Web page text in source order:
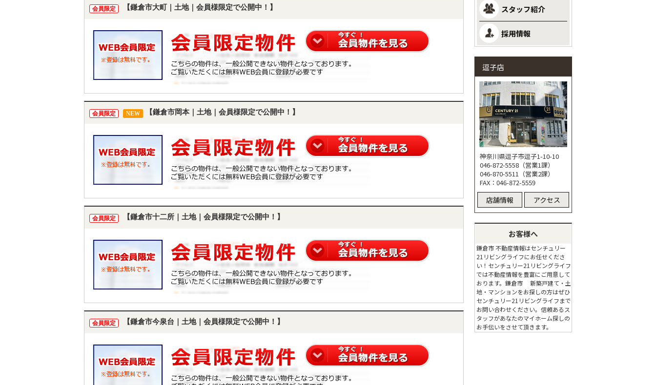
会員限定 【鎌倉市大町｜土地｜会員様限定で公開中！】
会員限定 NEW 【鎌倉市岡本｜土地｜会員様限定で公開中！】
会員限定 【鎌倉市十二所｜土地｜会員様限定で公開中！】
会員限定 【鎌倉市今泉台｜土地｜会員様限定で公開中！】
スタッフ紹介
採用情報
逗子店
神奈川県逗子市逗子1-10-10
046-872-5558（営業1課）
046-870-5511（営業2課）
FAX：046-872-5559
店舗情報 アクセス
お客様へ
鎌倉市 不動産情報はセンチュリー
21リビングライフにお任せくださ
い！センチュリー21リビングライフ
では不動産情報を豊富にご用意して
おります。鎌倉市 新築戸建て・土
地・マンションをお探しの方はぜひ
センチュリー21リビングライフまで
お問い合わせください。信頼あるス
タッフがあなたのマイホーム探しの
お手伝いをさせて頂きます。